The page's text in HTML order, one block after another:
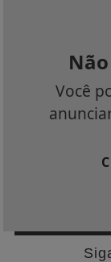
Você